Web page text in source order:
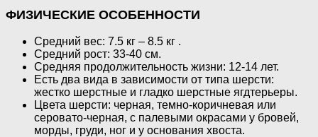
ФИЗИЧЕСКИЕ ОСОБЕННОСТИ
Средний вес: 7.5 кг – 8.5 кг .
Средний рост: 33-40 см.
Средняя продолжительность жизни: 12-14 лет.
Есть два вида в зависимости от типа шерсти:
жестко шерстные и гладко шерстные ягдтерьеры.
Цвета шерсти: черная, темно-коричневая или
серовато-черная, с палевыми окрасами у бровей,
морды, груди, ног и у основания хвоста.